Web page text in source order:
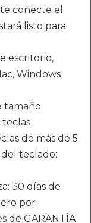
conecte el
listo para
escritorio,
Windows
tamaño
teclas
de más de 5
del teclado:
30 días de
por
de GARANTÍA